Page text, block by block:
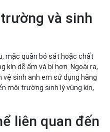
và sinh
mặc quần bó sát hoặc chất
kín dễ ẩm và bí hơn. Ngoài ra,
vệ sinh anh em sử dụng hằng
môi trường sinh lý vùng kín,
liên quan đến